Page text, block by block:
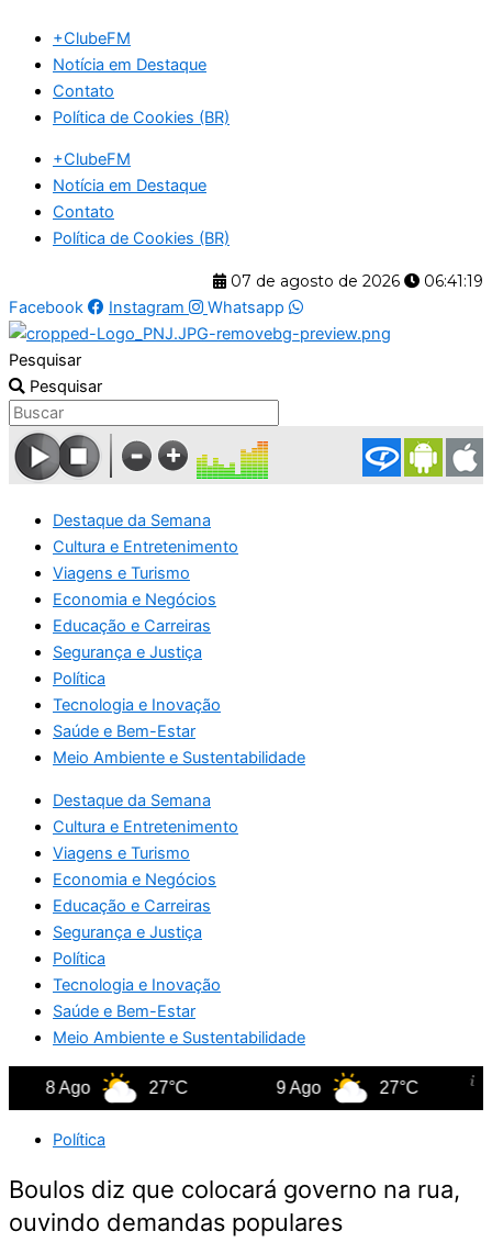
para
conteúdo
+ClubeFM
Notícia em Destaque
Contato
Política de Cookies (BR)
+ClubeFM
Notícia em Destaque
Contato
Política de Cookies (BR)
07 de agosto de 2026
06:41:19
Facebook
Instagram Whatsapp
Pesquisar
Pesquisar
Destaque da Semana
Cultura e Entretenimento
Viagens e Turismo
Economia e Negócios
Educação e Carreiras
Segurança e Justiça
Política
Tecnologia e Inovação
Saúde e Bem-Estar
Meio Ambiente e Sustentabilidade
Destaque da Semana
Cultura e Entretenimento
Viagens e Turismo
Economia e Negócios
Educação e Carreiras
Segurança e Justiça
Política
Tecnologia e Inovação
Saúde e Bem-Estar
Meio Ambiente e Sustentabilidade
8 Ago 27°C 9 Ago 27°C
Política
Boulos diz que colocará governo na rua,
ouvindo demandas populares